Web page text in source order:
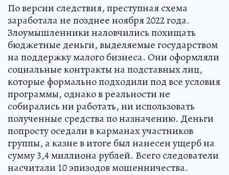
По версии следствия, преступная схема
заработала не позднее ноября 2022 года.
Злоумышленники наловчились похищать
бюджетные деньги, выделяемые государством
на поддержку малого бизнеса. Они оформляли
социальные контракты на подставных лиц,
которые формально подходили под все условия
программы, однако в реальности не
собирались ни работать, ни использовать
полученные средства по назначению. Деньги
попросту оседали в карманах участников
группы, а казне в итоге был нанесен ущерб на
сумму 3,4 миллиона рублей. Всего следователи
насчитали 10 эпизодов мошенничества.